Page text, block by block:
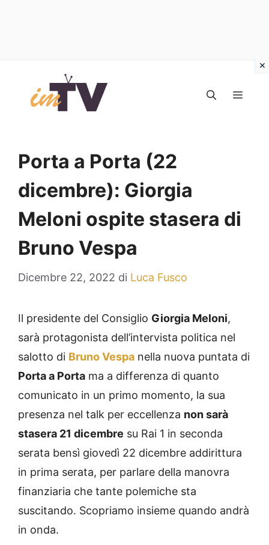
contenuto
Porta a Porta (22
dicembre): Giorgia
Meloni ospite stasera di
Bruno Vespa
Dicembre 22, 2022 di Luca Fusco
Il presidente del Consiglio Giorgia Meloni,
sarà protagonista dell’intervista politica nel
salotto di Bruno Vespa nella nuova puntata di
Porta a Porta ma a differenza di quanto
comunicato in un primo momento, la sua
presenza nel talk per eccellenza non sarà
stasera 21 dicembre su Rai 1 in seconda
serata bensì giovedì 22 dicembre addirittura
in prima serata, per parlare della manovra
finanziaria che tante polemiche sta
suscitando. Scopriamo insieme quando andrà
in onda.